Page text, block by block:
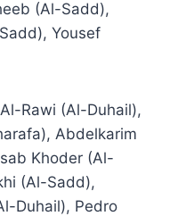
(Al-Sadd),
Yousef
Rawi (Al-Duhail),
Abdelkarim
Khoder (Al-
(Al-Sadd),
Duhail), Pedro